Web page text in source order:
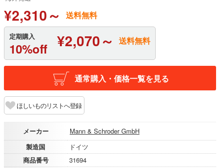
¥2,310～ 送料無料
定期購入
10%off ¥2,070～ 送料無料
通常購入・価格一覧を見る
ほしいものリストへ登録
メーカー
Mann & Schroder GmbH
製造国
ドイツ
商品番号
31694